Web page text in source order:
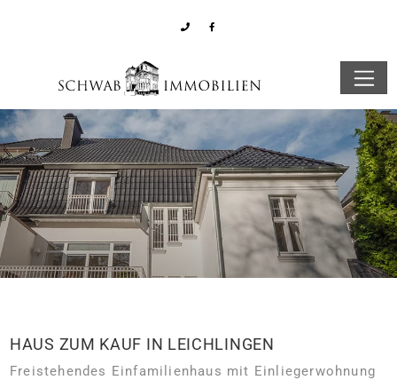
HAUS ZUM KAUF IN LEICHLINGEN
Freistehendes Einfamilienhaus mit Einliegerwohnung